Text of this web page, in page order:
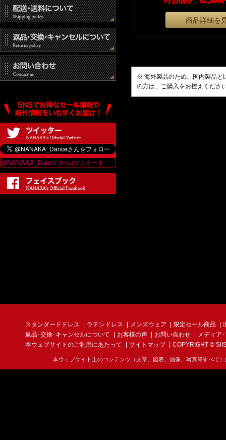
@NANAKA_Dance からのツイート
商品詳細を
※ 海外製品のため、国内製品と
の方は、ご購入をお控えくださ
スタンダードドレス ラテンドレス メンズウェア 限定セール商品
返品･交換･キャンセルについて
お客様の声 お問い合わせ
メディア
本ウェブサイトのご利用にあたって
サイトマップ COPYRIGHT ©
本ウェブサイト上のコンテンツ（文章、図表、画像、写真等すべて